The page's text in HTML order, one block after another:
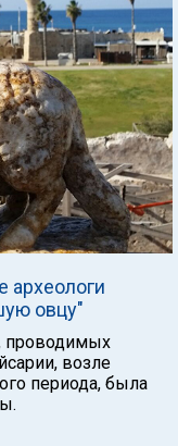
археологи
овцу"
проводимых
возле
периода, была